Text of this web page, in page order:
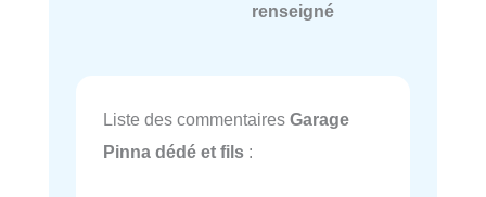
renseigné
Liste des commentaires Garage
Pinna dédé et fils :